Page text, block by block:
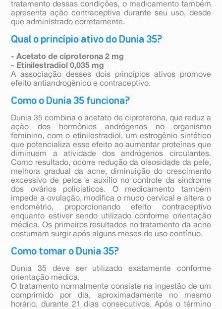
tratamento dessas condições, o medicamento também
apresenta ação contraceptiva durante seu uso, desde
que administrado corretamente.
Qual o princípio ativo do Dunia 35?
- Acetato de ciproterona 2 mg
- Etinilestradiol 0,035 mg
A associação desses dois princípios ativos promove
efeito antiandrogênico e contraceptivo.
Como o Dunia 35 funciona?
Dunia 35 combina o acetato de ciproterona, que reduz a
ação dos hormônios andrógenos no organismo
feminino, com o etinilestradiol, um estrogênio sintético
que potencializa esse efeito ao aumentar proteínas que
diminuem a atividade dos andrógenos circulantes.
Como resultado, ocorre redução da oleosidade da pele,
melhora gradual da acne, diminuição do crescimento
excessivo de pelos e auxílio no controle da síndrome
dos ovários policísticos. O medicamento também
impede a ovulação, modifica o muco cervical e altera o
endométrio, proporcionando efeito contraceptivo
enquanto estiver sendo utilizado conforme orientação
médica. Os primeiros resultados no tratamento da acne
costumam surgir após alguns meses de uso contínuo.
Como tomar o Dunia 35?
Dunia 35 deve ser utilizado exatamente conforme
orientação médica.
O tratamento normalmente consiste na ingestão de um
comprimido por dia, aproximadamente no mesmo
horário, durante 21 dias consecutivos. Após o término